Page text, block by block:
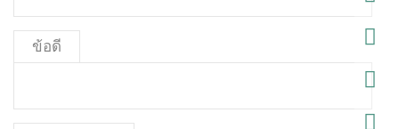
ข้อดี